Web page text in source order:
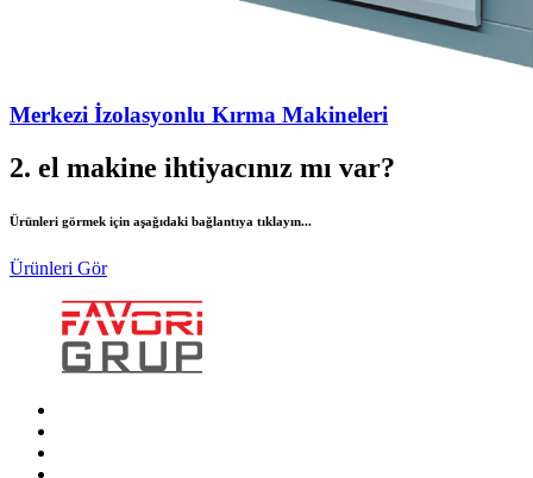
Merkezi İzolasyonlu Kırma Makineleri
2. el makine ihtiyacınız mı var?
Ürünleri görmek için aşağıdaki bağlantıya tıklayın...
Ürünleri Gör